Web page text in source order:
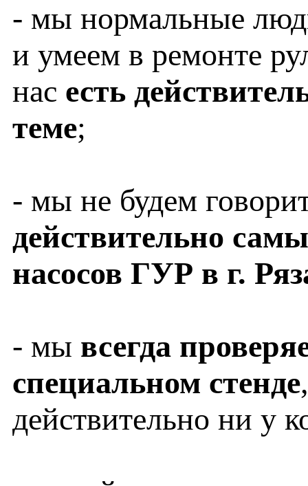
- мы нормальные
и умеем в ремонте
нас есть
теме;
- мы не будем
действительно
насосов ГУР в г.
- мы всегда
специальном стенде
действительно ни у